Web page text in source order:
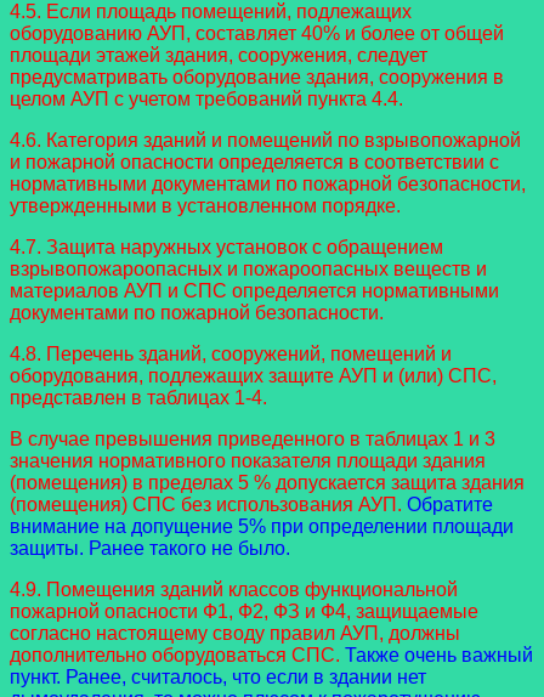
4.5. Если площадь помещений, подлежащих
оборудованию АУП, составляет 40% и более от общей
площади этажей здания, сооружения, следует
предусматривать оборудование здания, сооружения в
целом АУП с учетом требований пункта 4.4.
4.6. Категория зданий и помещений по взрывопожарной
и пожарной опасности определяется в соответствии с
нормативными документами по пожарной безопасности,
утвержденными в установленном порядке.
4.7. Защита наружных установок с обращением
взрывопожароопасных и пожароопасных веществ и
материалов АУП и СПС определяется нормативными
документами по пожарной безопасности.
4.8. Перечень зданий, сооружений, помещений и
оборудования, подлежащих защите АУП и (или) СПС,
представлен в таблицах 1-4.
В случае превышения приведенного в таблицах 1 и 3
значения нормативного показателя площади здания
(помещения) в пределах 5 % допускается защита здания
(помещения) СПС без использования АУП. Обратите
внимание на допущение 5% при определении площади
защиты. Ранее такого не было.
4.9. Помещения зданий классов функциональной
пожарной опасности Ф1, Ф2, ФЗ и Ф4, защищаемые
согласно настоящему своду правил АУП, должны
дополнительно оборудоваться СПС. Также очень важный
пункт. Ранее, считалось, что если в здании нет